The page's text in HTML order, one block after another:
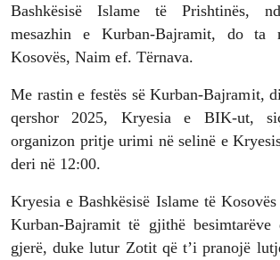
Bashkësisë Islame të Prishtinës,
mesazhin e Kurban-Bajramit, do
Kosovës, Naim ef. Tërnava.
Me rastin e festës së Kurban-Bajramit,
qershor 2025, Kryesia e BIK-ut,
organizon pritje urimi në selinë e
deri në 12:00.
Kryesia e Bashkësisë Islame të
Kurban-Bajramit të gjithë
gjerë, duke lutur Zotit që t’i pranojë